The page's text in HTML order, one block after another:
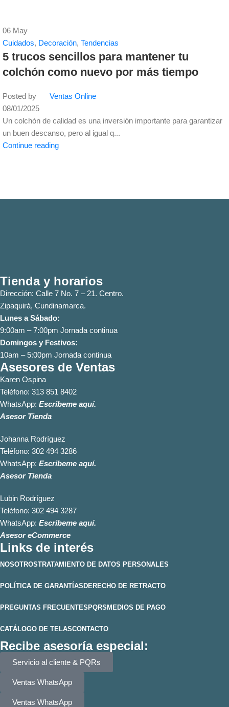
06 May
Cuidados, Decoración, Tendencias
5 trucos sencillos para mantener tu
colchón como nuevo por más tiempo
Posted by
Ventas Online
08/01/2025
Un colchón de calidad es una inversión importante para garantizar
un buen descanso, pero al igual q...
Continue reading
Tienda y horarios
Dirección: Calle 7 No. 7 – 21. Centro.
Zipaquirá, Cundinamarca.
Lunes a Sábado:
9:00am – 7:00pm Jornada continua
Domingos y Festivos:
10am – 5:00pm Jornada continua
Asesores de Ventas
Karen Ospina
Teléfono: 313 851 8402
WhatsApp: Escribeme aquí.
Asesor Tienda
Johanna Rodríguez
Teléfono: 302 494 3286
WhatsApp: Escribeme aquí.
Asesor Tienda
Lubin Rodríguez
Teléfono: 302 494 3287
WhatsApp: Escribeme aquí.
Asesor eCommerce
Links de interés
NOSOTROSTRATAMIENTO DE DATOS PERSONALES
POLÍTICA DE GARANTÍASDERECHO DE RETRACTO
PREGUNTAS FRECUENTESPQRSMEDIOS DE PAGO
CATÁLOGO DE TELASCONTACTO
Recibe asesoría especial:
Servicio al cliente & PQRs
Ventas WhatsApp
Ventas WhatsApp